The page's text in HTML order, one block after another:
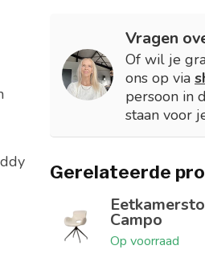
Vragen
Of wil je
ons op via
persoon in
staan voor
Gerelateerde
Campo
Op voorraad